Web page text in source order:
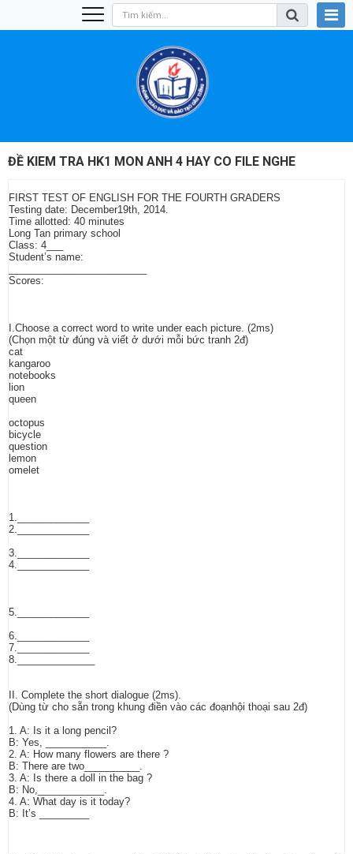
ĐỀ KIEM TRA HK1 MON ANH 4 HAY CO FILE NGHE
FIRST TEST OF ENGLISH FOR THE FOURTH GRADERS
Testing date: December19th, 2014.
Time allotted: 40 minutes
Long Tan primary school
Class: 4___
Student’s name:
Scores:
I.Choose a correct word to write under each picture. (2ms)
(Chọn một từ đúng và viết ở dưới mỗi bức tranh 2đ)
cat
kangaroo
notebooks
lion
queen
octopus
bicycle
question
lemon
omelet
1._____________
2._____________
3._____________
4._____________
5._____________
6._____________
7._____________
8.______________
II. Complete the short dialogue (2ms).
(Dùng từ cho sẵn trong khung điền vào các đoạnhội thoại sau 2đ)
1. A: Is it a long pencil?
B: Yes, ___________.
2. A: How many flowers are there ?
B: There are two__________.
3. A: Is there a doll in the bag ?
B: No,____________.
4. A: What day is it today?
B: It’s _________